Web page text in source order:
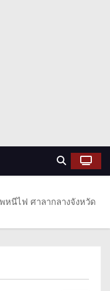
นีไฟ ศาลากลางจังหวัด